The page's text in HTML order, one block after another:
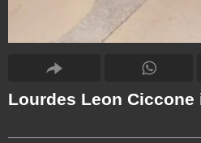
Lourdes Leon Ciccone